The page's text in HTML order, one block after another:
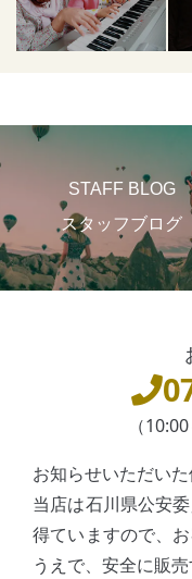
STAFF BLOG
スタッフブログ
（
お知らせいただい
当店は石川県公安
得ていますので、
うえで、安全に販